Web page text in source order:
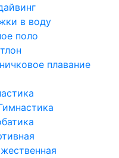
в воду
поло
плавание